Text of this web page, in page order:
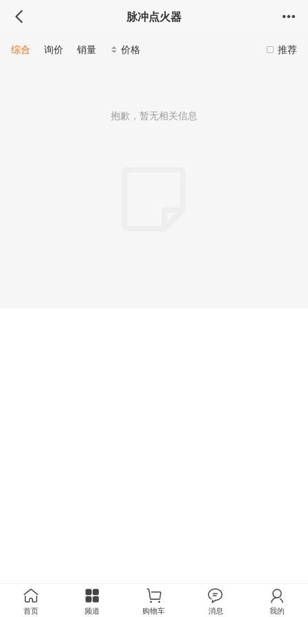
脉冲点火器
推荐
综合 询价 销量 价格
抱歉，暂无相关信息
首页 频道 购物车 消息 我的